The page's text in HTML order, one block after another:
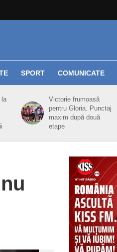
SPORT COMUNICATE
la
Victorie frumoasă
pentru Gloria. Punctaj
maxim după două
etape